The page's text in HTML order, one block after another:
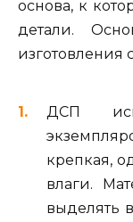
основа, к
детали.
изготовления
ДСП
крепкая,
влаги.
выделять